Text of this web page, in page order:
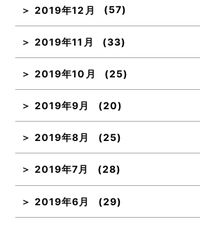
2019年12月 (57)
2019年11月 (33)
2019年10月 (25)
2019年9月 (20)
2019年8月 (25)
2019年7月 (28)
2019年6月 (29)